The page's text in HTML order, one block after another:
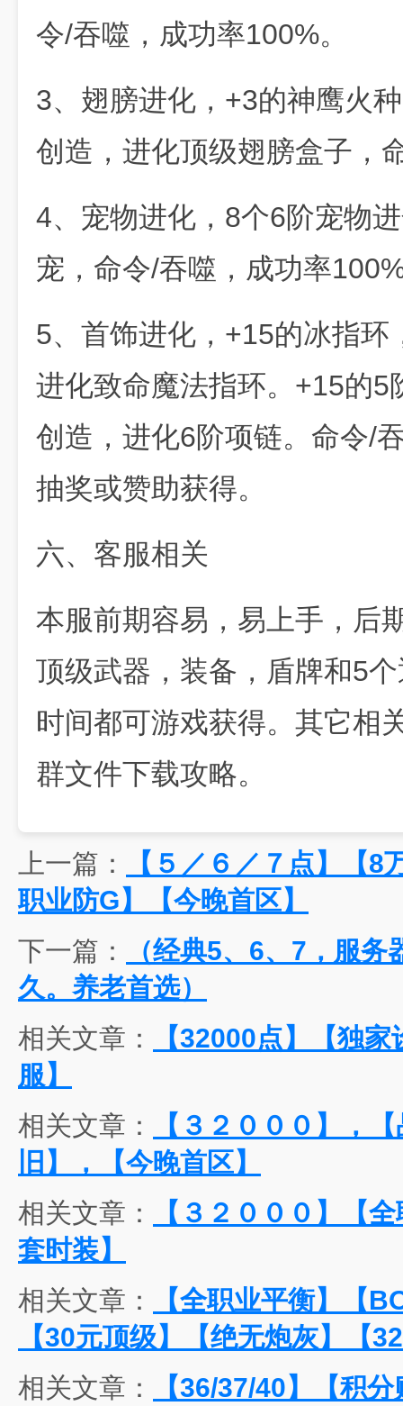
令/吞噬，成功率100%。
3、翅膀进化，+3的神鹰火
创造，进化顶级翅膀盒子，
4、宠物进化，8个6阶宠物
宠，命令/吞噬，成功率
5、首饰进化，+15的冰指
进化致命魔法指环。+15的
创造，进化6阶项链。命令/
抽奖或赞助获得。
六、客服相关
本服前期容易，易上手，后
顶级武器，装备，盾牌和5
时间都可游戏获得。其它相
群文件下载攻略。
上一篇：
【５／６／７点】【
职业防G】【今晚首区】
下一篇：
（经典5、6、7，服
久。养老首选）
相关文章：
【32000点】【独
服】
相关文章：
【３２０００】，
旧】，【今晚首区】
相关文章：
【３２０００】【
套时装】
相关文章：
【全职业平衡】【
【30元顶级】【绝无炮灰】【
相关文章：
【36/37/40】【积